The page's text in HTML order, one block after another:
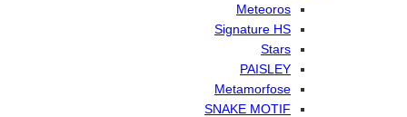
Meteoros
Signature HS
Stars
PAISLEY
Metamorfose
SNAKE MOTIF